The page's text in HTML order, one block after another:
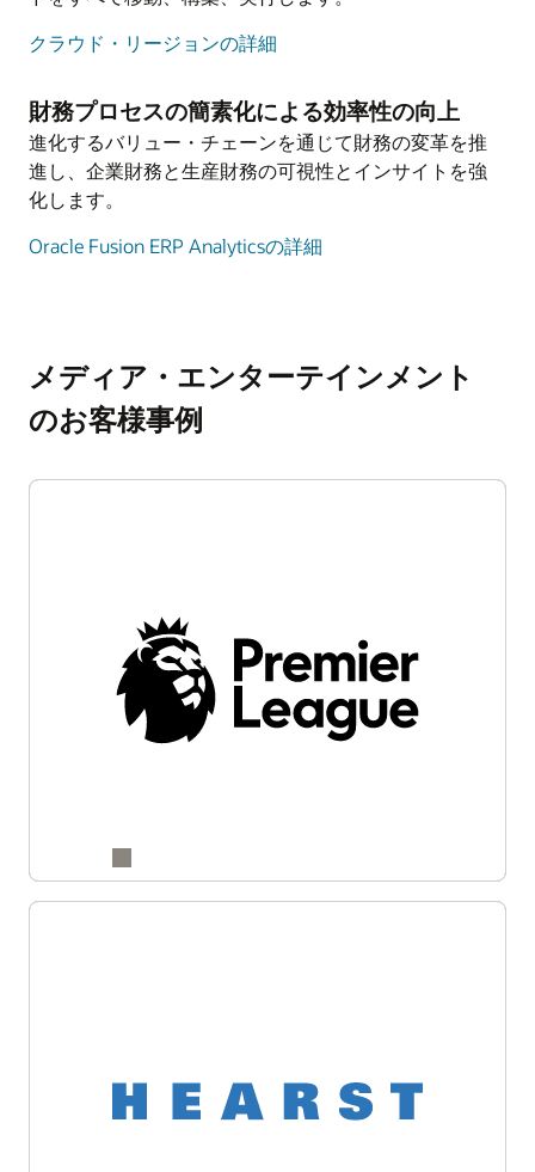
クラウド・リージョンの詳細
財務プロセスの簡素化による効率性の向上
進化するバリュー・チェーンを通じて財務の変革を推
進し、企業財務と生産財務の可視性とインサイトを強
化します。
Oracle Fusion ERP Analyticsの詳細
メディア・エンターテインメント
のお客様事例